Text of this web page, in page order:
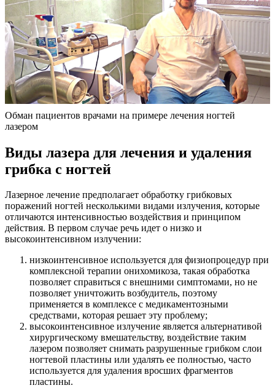
Обман пациентов врачами на примере лечения ногтей
лазером
Виды лазера для лечения и удаления
грибка с ногтей
Лазерное лечение предполагает обработку грибковых
поражений ногтей несколькими видами излучения, которые
отличаются интенсивностью воздействия и принципом
действия. В первом случае речь идет о низко и
высокоинтенсивном излучении:
низкоинтенсивное используется для физиопроцедур при
комплексной терапии онихомикоза, такая обработка
позволяет справиться с внешними симптомами, но не
позволяет уничтожить возбудитель, поэтому
применяется в комплексе с медикаментозными
средствами, которая решает эту проблему;
высокоинтенсивное излучение является альтернативой
хирургическому вмешательству, воздействие таким
лазером позволяет снимать разрушенные грибком слои
ногтевой пластины или удалять ее полностью, часто
используется для удаления вросших фрагментов
пластины.